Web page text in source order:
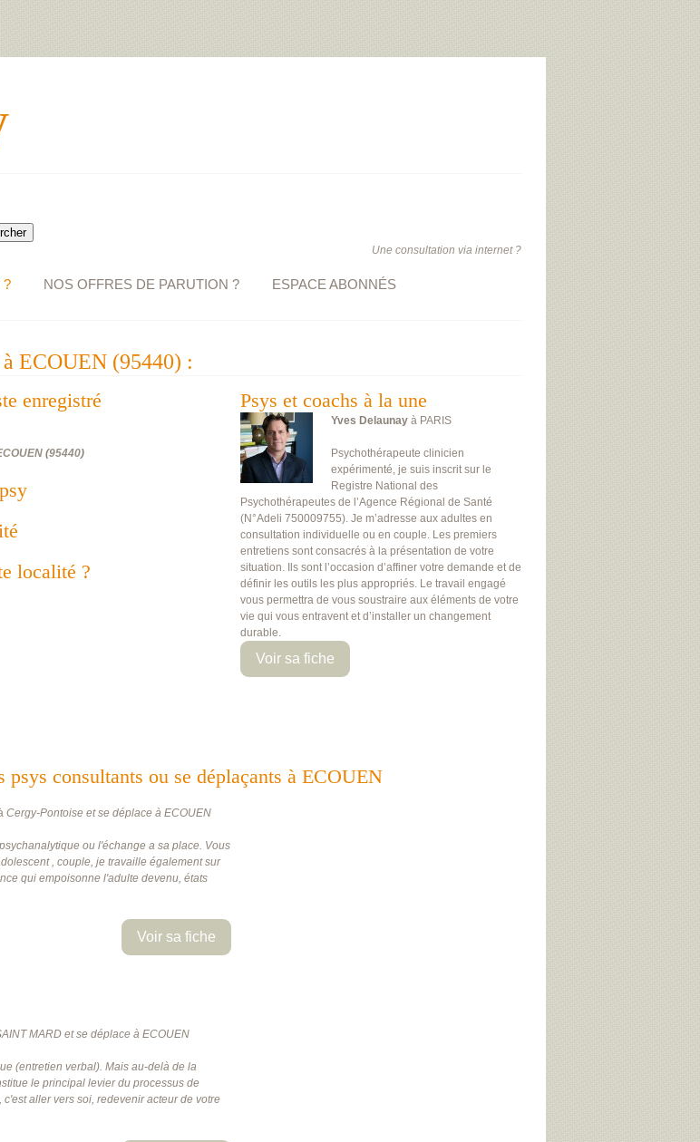
Une consultation via internet ?
? NOS OFFRES DE PARUTION ?
ESPACE ABONNÉS
ECOUEN (95440) :
enregistré
(95440)
localité ?
Psys et coachs à la une
Yves Delaunay à PARIS
Psychothérapeute clinicien
expérimenté, je suis inscrit sur le
Registre National des
Psychothérapeutes de l’Agence Régional de Santé
(N°Adeli 750009755). Je m’adresse aux adultes en
consultation individuelle ou en couple. Les premiers
entretiens sont consacrés à la présentation de votre
situation. Ils sont l’occasion d’affiner votre demande et de
définir les outils les plus appropriés. Le travail engagé
vous permettra de vous soustraire aux éléments de votre
vie qui vous entravent et d’installer un changement
durable.
Voir sa fiche
consultants ou se déplaçants à ECOUEN
Cergy-Pontoise et se déplace à ECOUEN
ou l'échange a sa place. Vous
, couple, je travaille également sur
qui empoisonne l'adulte devenu, états
Voir sa fiche
MARD et se déplace à ECOUEN
(entretien verbal). Mais au-delà de la
le principal levier du processus de
aller vers soi, redevenir acteur de votre